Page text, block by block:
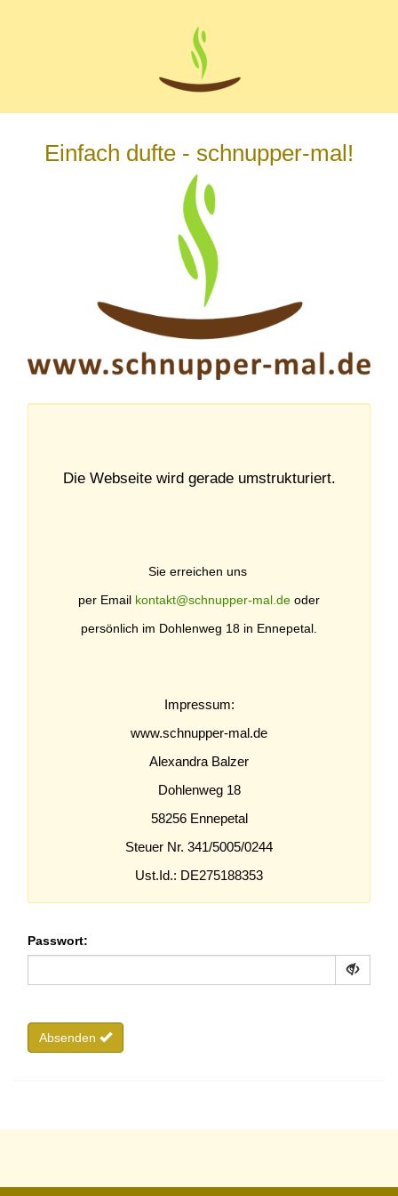
Einfach dufte - schnupper-mal!
Die Webseite wird gerade umstrukturiert.
Sie erreichen uns
per Email kontakt@schnupper-mal.de oder
persönlich im Dohlenweg 18 in Ennepetal.
Impressum:
www.schnupper-mal.de
Alexandra Balzer
Dohlenweg 18
58256 Ennepetal
Steuer Nr. 341/5005/0244
Ust.Id.: DE275188353
Passwort:
Absenden